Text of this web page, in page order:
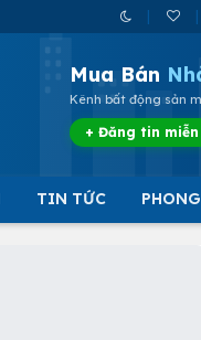
Mua Bán
Kênh bất động sản
+ Đăng tin
TIN TỨC